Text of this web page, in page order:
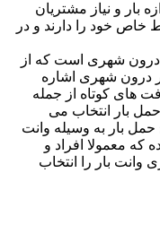
بار و نیاز مشتریان
خود را دارند و در
درون شهری است که از
درون شهری اشاره
های کوتاه از جمله
بار انتخاب می
بار به وسیله وانت
معمولا افراد و
وانت بار را انتخاب